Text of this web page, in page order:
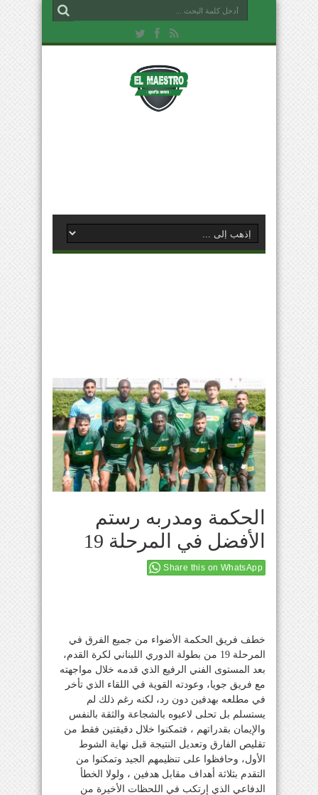
الحكمة ومدربه رستم
الأفضل في المرحلة 19
Share this on WhatsApp
خطف فريق الحكمة الأضواء من جميع الفرق في
المرحلة 19 من بطولة الدوري اللبناني لكرة القدم،
بعد المستوى الفني الرفيع الذي قدمه خلال مواجهته
مع فريق جويا، وعودته القوية في اللقاء الذي تأخر
في مطلعه بهدفين دون رد، لكنه رغم ذلك لم
يستسلم بل تحلى لاعبوه بالشجاعة والثقة بالنفس
والإيمان بقدراتهم ، فتمكنوا خلال دقيقتين فقط من
تقليص الفارق وتعديل النتيجة قبل نهاية الشوط
الأول، وحافظوا على تنظيمهم الجيد وتمكنوا من
التقدم بثلاثة أهداف مقابل هدفين ، ولولا الخطأ
الدفاعي الذي إرتكب في اللحظات الأخيرة من